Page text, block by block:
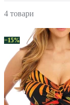
4 товари
−15%